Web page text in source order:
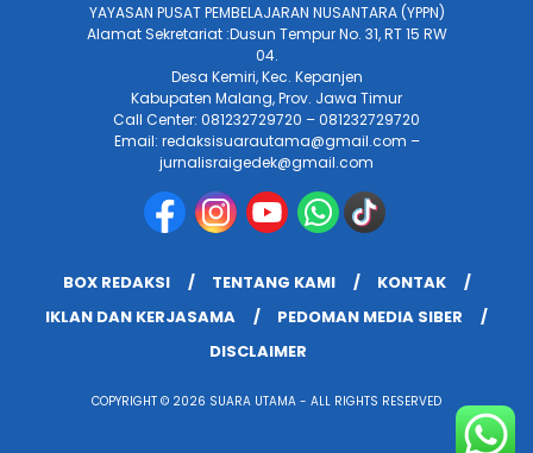
YAYASAN PUSAT PEMBELAJARAN NUSANTARA (YPPN)
Alamat Sekretariat :Dusun Tempur No. 31, RT 15 RW
04.
Desa Kemiri, Kec. Kepanjen
Kabupaten Malang, Prov. Jawa Timur
Call Center: 081232729720 – 081232729720
Email: redaksisuarautama@gmail.com –
jurnalisraigedek@gmail.com
BOX REDAKSI TENTANG KAMI
KONTAK
IKLAN DAN KERJASAMA
PEDOMAN MEDIA SIBER
DISCLAIMER
COPYRIGHT © 2026 SUARA UTAMA - ALL RIGHTS RESERVED